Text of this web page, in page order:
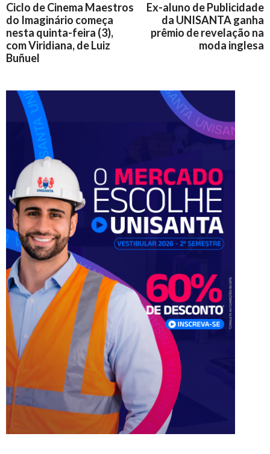
Ciclo de Cinema Maestros
do Imaginário começa
nesta quinta-feira (3),
com Viridiana, de Luiz
Buñuel
Ex-aluno de Publicidade
da UNISANTA ganha
prêmio de revelação na
moda inglesa